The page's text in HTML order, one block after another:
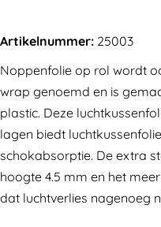
Artikelnummer: 25003
Noppenfolie op rol wordt
wrap genoemd en is
plastic. Deze
lagen biedt
schokabsorptie. De extra
hoogte 4.5 mm en het
dat luchtverlies nagenoeg